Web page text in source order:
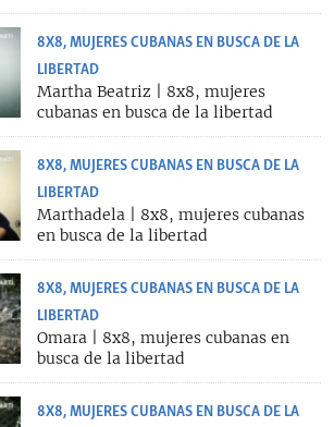
8X8, MUJERES CUBANAS EN BUSCA DE LA
LIBERTAD
Martha Beatriz | 8x8, mujeres
cubanas en busca de la libertad
8X8, MUJERES CUBANAS EN BUSCA DE LA
LIBERTAD
Marthadela | 8x8, mujeres cubanas
en busca de la libertad
8X8, MUJERES CUBANAS EN BUSCA DE LA
LIBERTAD
Omara | 8x8, mujeres cubanas en
busca de la libertad
8X8, MUJERES CUBANAS EN BUSCA DE LA